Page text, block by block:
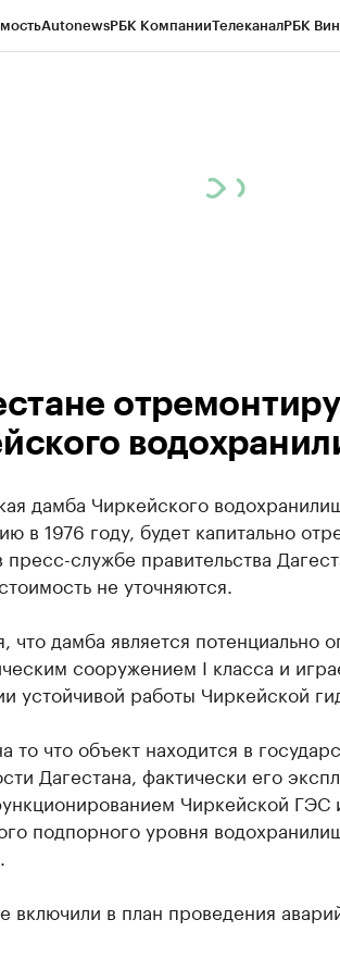
AutonewsРБК КомпанииТелеканалРБК
дамба Чиркейского
в 1976 году, будет капитально
службе правительства
не уточняются.
что дамба является потенциально
сооружением I класса и
устойчивой работы Чиркейской
то что объект находится в
Дагестана, фактически его
Чиркейской ГЭС
подпорного уровня
включили в план проведения